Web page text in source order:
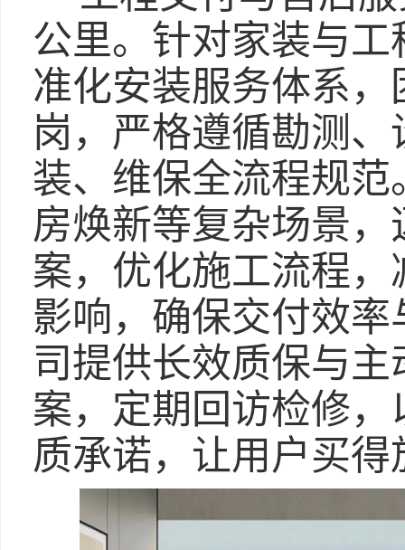
公里。针对家装与
准化安装服务体系
岗，严格遵循勘测
装、维保全流程规
房焕新等复杂场景
案，优化施工流程
影响，确保交付效
司提供长效质保与
案，定期回访检修
质承诺，让用户买